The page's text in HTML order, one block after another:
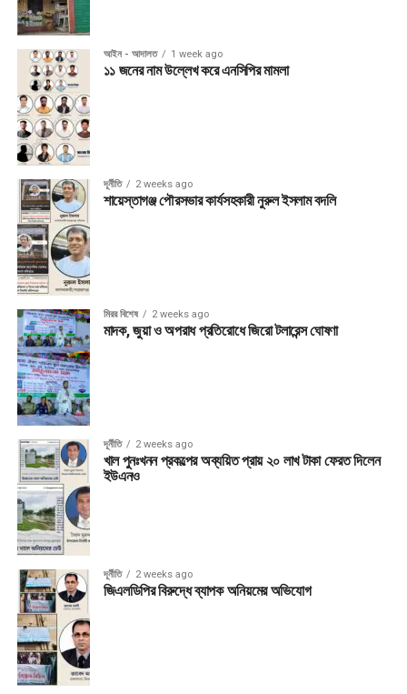
আইন - আদালত 1 week ago
১১ জনের নাম উল্লেখ করে এনসিপির মামলা
দূর্নীতি 2 weeks ago
শায়েস্তাগঞ্জ পৌরসভার কার্যসহকারী নুরুল ইসলাম বদলি
মিরর বিশেষ 2 weeks ago
মাদক, জুয়া ও অপরাধ প্রতিরোধে জিরো টলারেন্স ঘোষণা
দূর্নীতি 2 weeks ago
খাল পুনঃখনন প্রকল্পের অব্যয়িত প্রায় ২০ লাখ টাকা ফেরত দিলেন
ইউএনও
দূর্নীতি 2 weeks ago
জিএলডিপির বিরুদ্ধে ব্যাপক অনিয়মের অভিযোগ